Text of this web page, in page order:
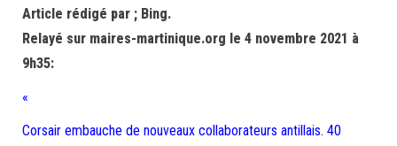
Article rédigé par ; Bing.
Relayé sur maires-martinique.org le 4 novembre 2021 à
9h35:
«
Corsair embauche de nouveaux collaborateurs antillais. 40